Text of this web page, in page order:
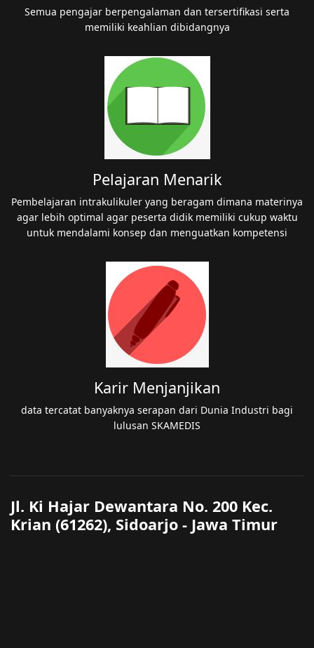
Semua pengajar berpengalaman dan tersertifikasi serta
memiliki keahlian dibidangnya
Pelajaran Menarik
Pembelajaran intrakulikuler yang beragam dimana materinya
agar lebih optimal agar peserta didik memiliki cukup waktu
untuk mendalami konsep dan menguatkan kompetensi
Karir Menjanjikan
data tercatat banyaknya serapan dari Dunia Industri bagi
lulusan SKAMEDIS
Jl. Ki Hajar Dewantara No. 200 Kec.
Krian (61262), Sidoarjo - Jawa Timur